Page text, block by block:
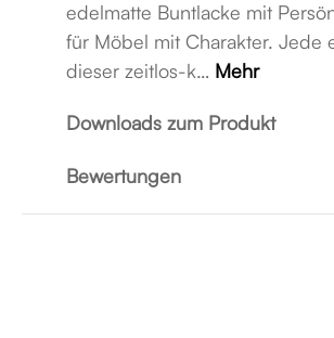
edelmatte Buntlacke mit
für Möbel mit Charakter. Jede
dieser zeitlos-k… Mehr
Downloads zum Produkt
Bewertungen